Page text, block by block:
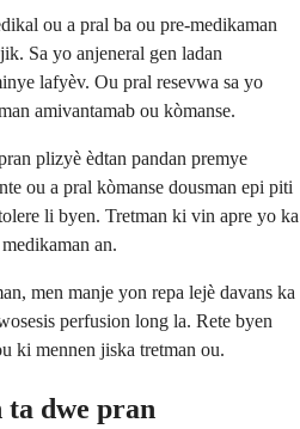
ou a pral ba ou pre-medikaman
Sa yo anjeneral gen ladan
lafyèv. Ou pral resevwa sa yo
amivantamab ou kòmanse.
plizyè èdtan pandan premye
ou a pral kòmanse dousman epi piti
li byen. Tretman ki vin apre yo ka
an.
men manje yon repa lejè davans ka
perfusion long la. Rete byen
ki mennen jiska tretman ou.
ta dwe pran